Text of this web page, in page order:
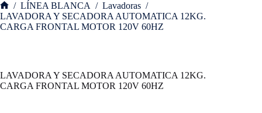
Inicio
/ LÍNEA BLANCA / Lavadoras /
LAVADORA Y SECADORA AUTOMATICA 12KG.
CARGA FRONTAL MOTOR 120V 60HZ
LAVADORA Y SECADORA AUTOMATICA 12KG.
CARGA FRONTAL MOTOR 120V 60HZ